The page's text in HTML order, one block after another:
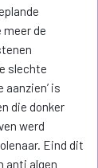
de
slechte
is
die donker
werd
Eind dit
anti algen